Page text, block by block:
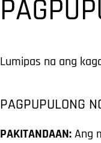
Lumipas na ang
PAGPUPULONG
PAKITANDAAN: Ang